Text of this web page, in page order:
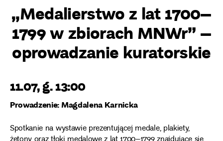
„Medalierstwo z lat 1700–
1799 w zbiorach MNWr” –
oprowadzanie kuratorskie
11.07, g. 13:00
Prowadzenie: Magdalena Karnicka
Spotkanie na wystawie prezentującej medale, plakiety,